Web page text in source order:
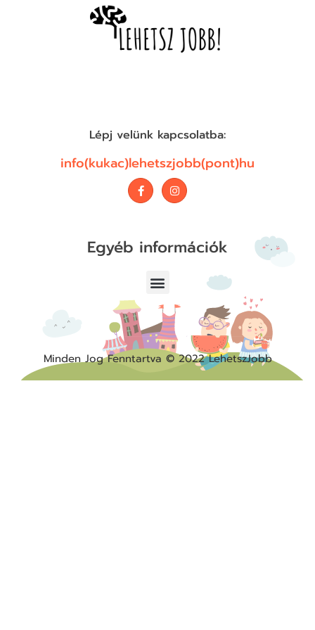
Lépj velünk kapcsolatba:
info(kukac)lehetszjobb(pont)hu
Egyéb információk
Minden Jog Fenntartva © 2022 LehetszJobb